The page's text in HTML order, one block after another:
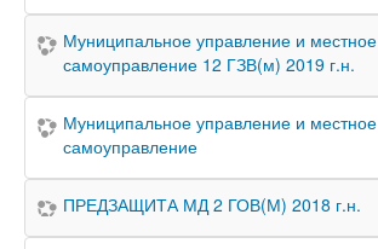
Муниципальное управление и местное
самоуправление 12 ГЗВ(м) 2019 г.н.
Муниципальное управление и местное
самоуправление
ПРЕДЗАЩИТА МД 2 ГОВ(М) 2018 г.н.